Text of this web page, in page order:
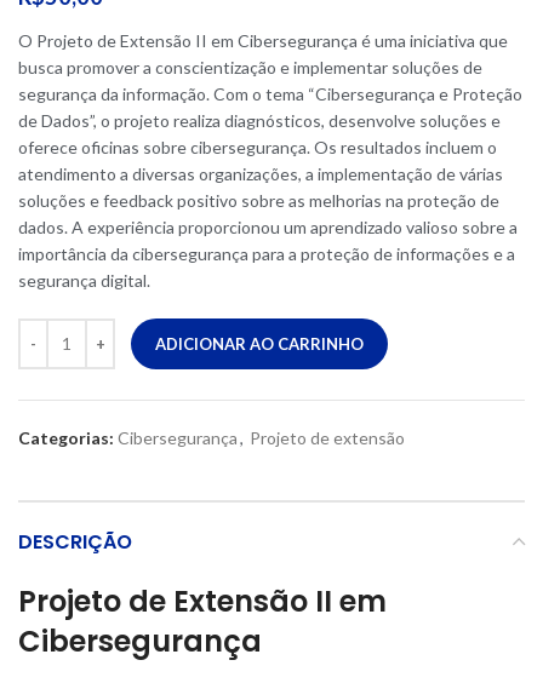
O Projeto de Extensão II em Cibersegurança é uma iniciativa que
busca promover a conscientização e implementar soluções de
segurança da informação. Com o tema “Cibersegurança e Proteção
de Dados”, o projeto realiza diagnósticos, desenvolve soluções e
oferece oficinas sobre cibersegurança. Os resultados incluem o
atendimento a diversas organizações, a implementação de várias
soluções e feedback positivo sobre as melhorias na proteção de
dados. A experiência proporcionou um aprendizado valioso sobre a
importância da cibersegurança para a proteção de informações e a
segurança digital.
ADICIONAR AO CARRINHO
Categorias: Cibersegurança, Projeto de extensão
DESCRIÇÃO
Projeto de Extensão II em
Cibersegurança